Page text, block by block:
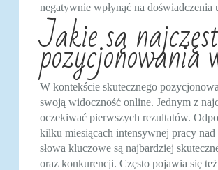
negatywnie wpłynąć na
Jakie są
pozycjonowania
W kontekście skutecznego
swoją widoczność online. Jednym z
oczekiwać pierwszych rezultatów.
kilku miesiącach intensywnej pracy
słowa kluczowe są najbardziej
oraz konkurencji. Często pojawia się